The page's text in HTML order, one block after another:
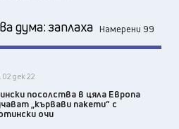
дума:заплаха Намерени 99
02 дек 22
посолства в цяла Европа
„кървави пакети“ с
очи